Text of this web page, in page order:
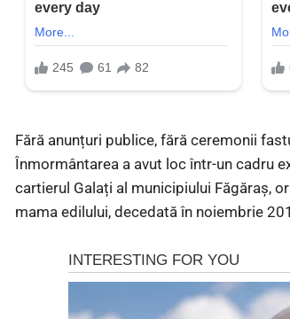
Fără anunțuri publice, fără ceremonii
Înmormântarea a avut loc într-un cadru
cartierul Galați al municipiului Făgăraș,
mama edilului, decedată în noiembrie